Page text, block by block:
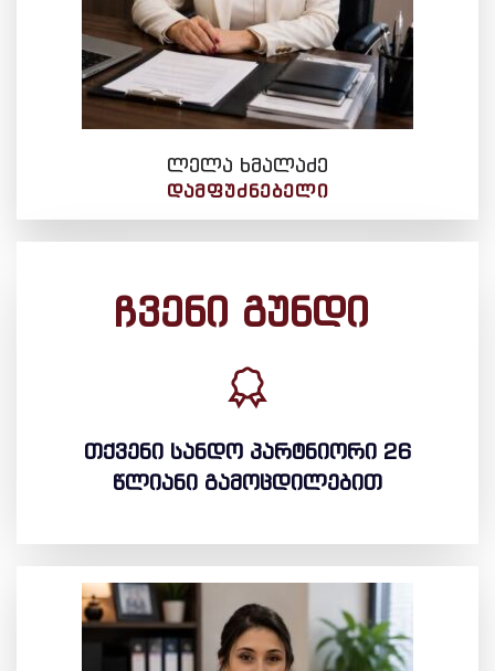
ლელა ხმალაძე
ᲓᲐᲛᲤᲣᲫᲜᲔᲑᲔᲚᲘ
ჩვენი გუნდი
თქვენი სანდო პარტნიორი 26
წლიანი გამოცდილებით